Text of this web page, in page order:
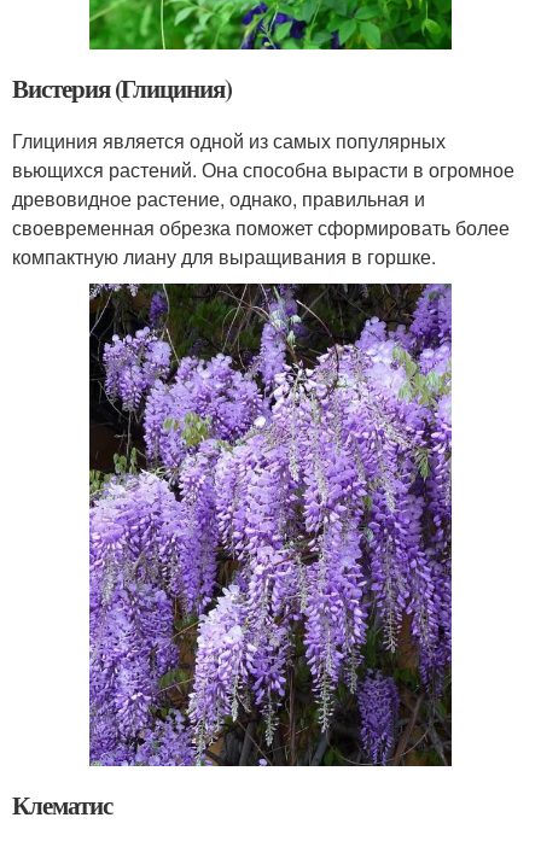
Вистерия (Глициния)
Глициния является одной из самых популярных
вьющихся растений. Она способна вырасти в огромное
древовидное растение, однако, правильная и
своевременная обрезка поможет сформировать более
компактную лиану для выращивания в горшке.
Клематис